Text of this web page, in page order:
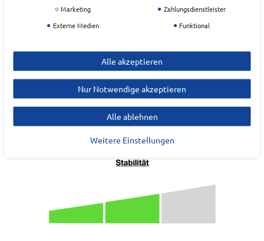
Marketing
Zahlungsdienstleister
Externe Medien
Funktional
Alle akzeptieren
Nur Notwendige akzeptieren
Alle ablehnen
Weitere Einstellungen